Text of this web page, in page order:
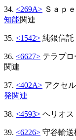
34. <269A> Ｓａ
知能関連
35. <1542> 純銀
36. <6627> テラ
関連
37. <402A> アク
発関連
38. <4593> ヘリ
39. <6226> 守谷